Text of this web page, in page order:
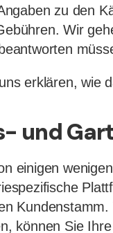
zu den
Wir
erklären, wie
und
einigen
können Sie